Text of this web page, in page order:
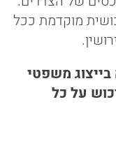
מוקדמת ככל
בייצוג משפטי
על כל